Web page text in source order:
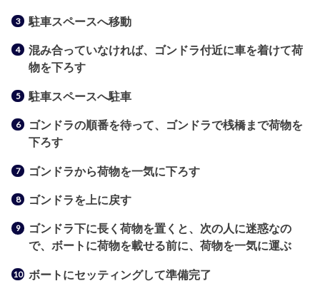
駐車スペースへ移動
混み合っていなければ、ゴンドラ付近に車を着けて荷
物を下ろす
駐車スペースへ駐車
ゴンドラの順番を待って、ゴンドラで桟橋まで荷物を
下ろす
ゴンドラから荷物を一気に下ろす
ゴンドラを上に戻す
ゴンドラ下に長く荷物を置くと、次の人に迷惑なの
で、ボートに荷物を載せる前に、荷物を一気に運ぶ
ボートにセッティングして準備完了